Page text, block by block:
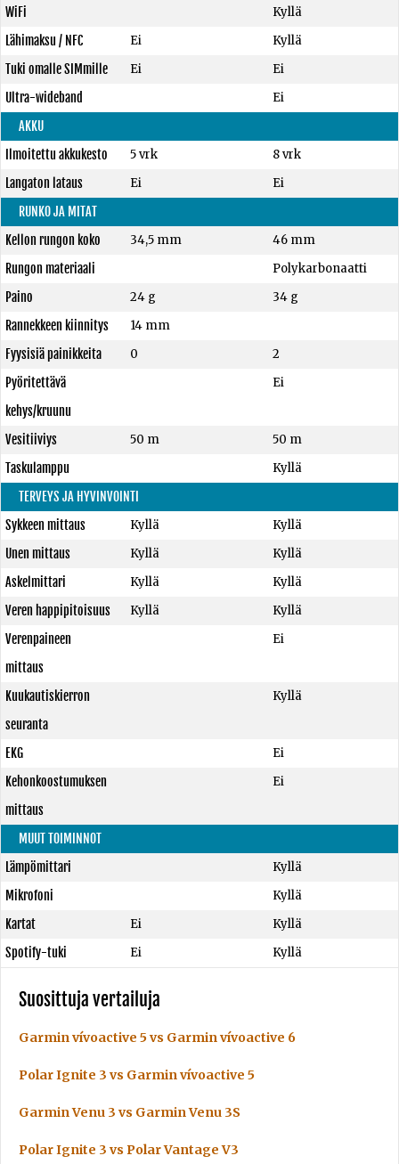
WiFi
Kyllä
Lähimaksu / NFC
Ei
Kyllä
Tuki omalle SIMmille
Ei
Ei
Ultra-wideband
Ei
AKKU
Ilmoitettu akkukesto
5 vrk
8 vrk
Langaton lataus
Ei
Ei
RUNKO JA MITAT
Kellon rungon koko
34,5 mm
46 mm
Rungon materiaali
Polykarbonaatti
Paino
24 g
34 g
Rannekkeen kiinnitys
14 mm
Fyysisiä painikkeita
0
2
Pyöritettävä
kehys/kruunu
Ei
Vesitiiviys 50 m
50 m
Taskulamppu
Kyllä
TERVEYS JA HYVINVOINTI
Sykkeen mittaus
Kyllä
Kyllä
Unen mittaus
Kyllä
Kyllä
Askelmittari
Kyllä
Kyllä
Veren happipitoisuus
Kyllä
Kyllä
Verenpaineen
mittaus
Ei
Kuukautiskierron
seuranta
Kyllä
EKG
Ei
Kehonkoostumuksen
mittaus
Ei
MUUT TOIMINNOT
Lämpömittari
Kyllä
Mikrofoni
Kyllä
Kartat
Ei
Kyllä
Spotify-tuki
Ei Kyllä
Suosittuja vertailuja
Garmin vívoactive 5 vs Garmin vívoactive 6
Polar Ignite 3 vs Garmin vívoactive 5
Garmin Venu 3 vs Garmin Venu 3S
Polar Ignite 3 vs Polar Vantage V3